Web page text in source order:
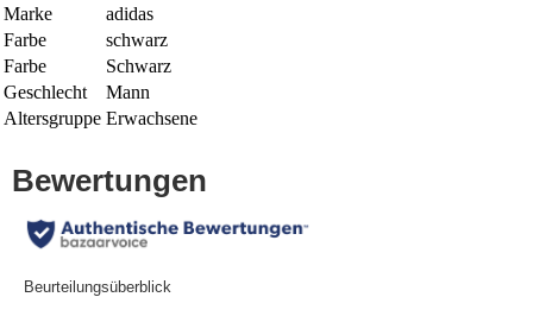
Marke
adidas
Farbe
schwarz
Farbe
Schwarz
Geschlecht
Mann
Altersgruppe Erwachsene